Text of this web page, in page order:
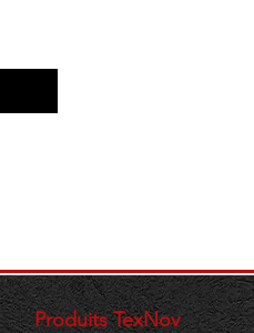
Produits TexNov